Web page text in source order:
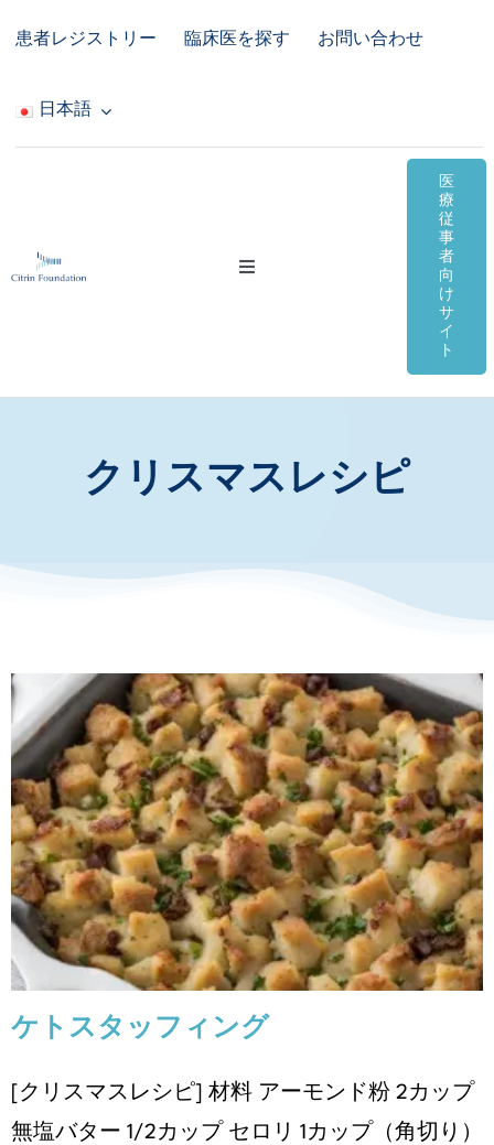
content
患者レジストリー 臨床医を探す お問い合わせ
日本語
Toggle
オンライン資料
コミュニティ＆サポート
医
療
従
事
者
向
け
サ
イ
ト
クリスマスレシピ
ケトスタッフィング
クリスマスレシピ レシピ
ケトスタッフィング
[クリスマスレシピ] 材料 アーモンド粉 2カップ
無塩バター 1/2カップ セロリ 1カップ（角切り）